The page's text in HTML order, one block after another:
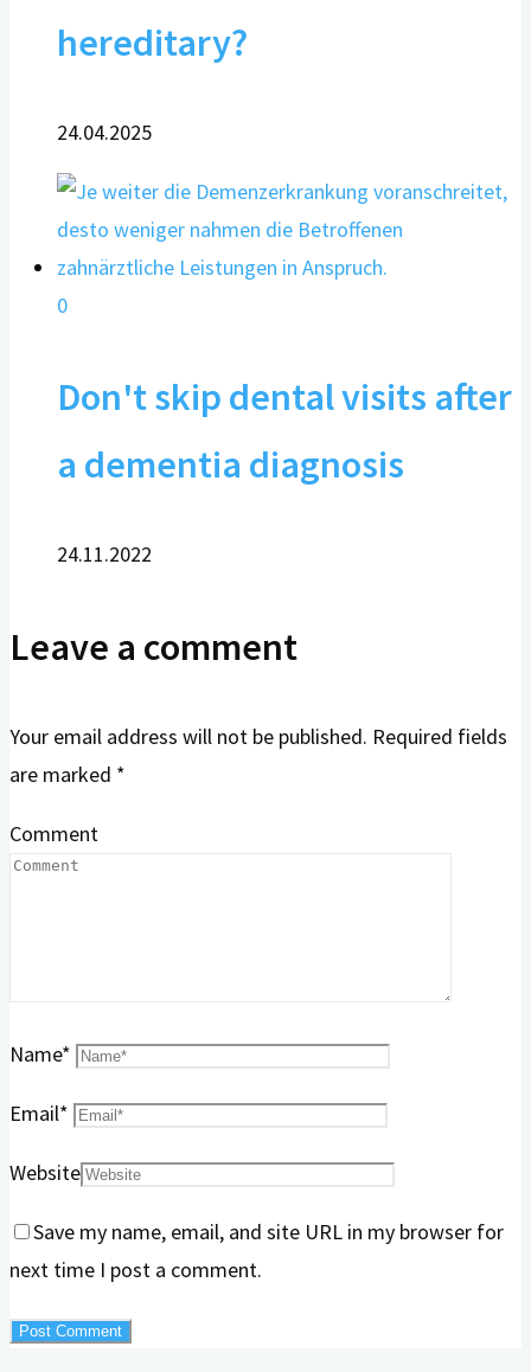
hereditary?
24.04.2025
0
Don't skip dental visits after
a dementia diagnosis
24.11.2022
Leave a comment
Your email address will not be published. Required fields
are marked *
Comment
Name*
Email*
Website
Save my name, email, and site URL in my browser for
next time I post a comment.